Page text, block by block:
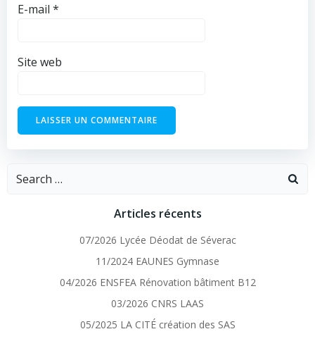
E-mail *
Site web
Search
Articles récents
07/2026 Lycée Déodat de Séverac
11/2024 EAUNES Gymnase
04/2026 ENSFEA Rénovation bâtiment B12
03/2026 CNRS LAAS
05/2025 LA CITÉ création des SAS